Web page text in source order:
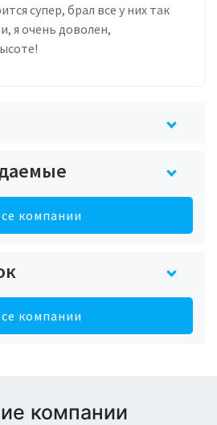
супер, брал все у них так
я очень доволен,
компании
компании
компании